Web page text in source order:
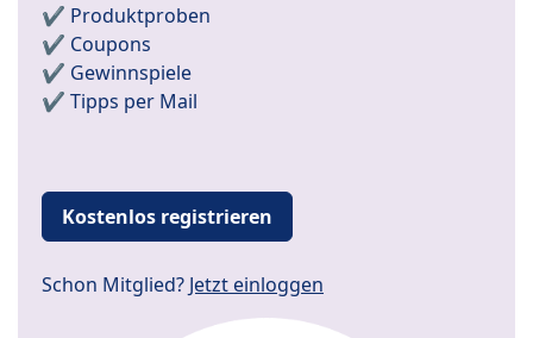
✔️ Produktproben
✔️ Coupons
✔️ Gewinnspiele
✔️ Tipps per Mail
Kostenlos registrieren
Schon Mitglied? Jetzt einloggen